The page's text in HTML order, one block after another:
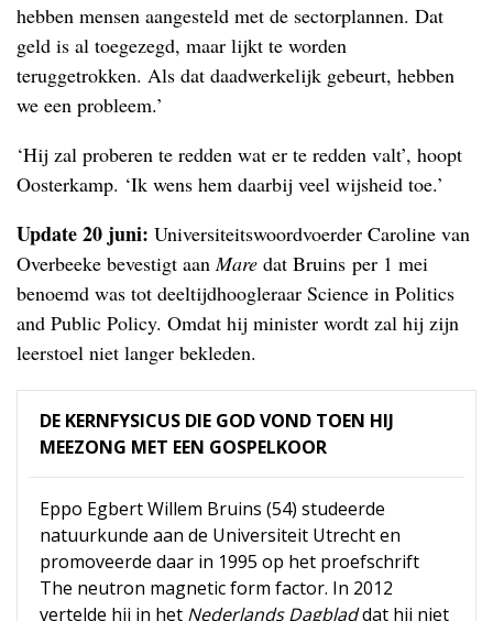
hebben mensen aangesteld met de sectorplannen. Dat
geld is al toegezegd, maar lijkt te worden
teruggetrokken. Als dat daadwerkelijk gebeurt, hebben
we een probleem.’
‘Hij zal proberen te redden wat er te redden valt’, hoopt
Oosterkamp. ‘Ik wens hem daarbij veel wijsheid toe.’
Update 20 juni: Universiteitswoordvoerder Caroline van
Overbeeke bevestigt aan Mare dat Bruins per 1 mei
benoemd was tot deeltijdhoogleraar Science in Politics
and Public Policy. Omdat hij minister wordt zal hij zijn
leerstoel niet langer bekleden.
DE KERNFYSICUS DIE GOD VOND TOEN HIJ
MEEZONG MET EEN GOSPELKOOR
Eppo Egbert Willem Bruins (54) studeerde
natuurkunde aan de Universiteit Utrecht en
promoveerde daar in 1995 op het proefschrift
The neutron magnetic form factor. In 2012
vertelde hij in het Nederlands Dagbladdat hij niet